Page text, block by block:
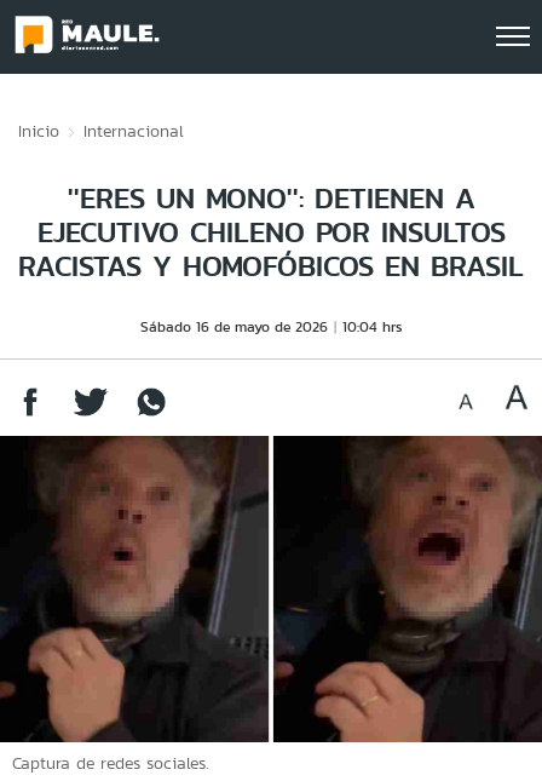
Inicio Internacional
''ERES UN MONO'': DETIENEN A
EJECUTIVO CHILENO POR INSULTOS
RACISTAS Y HOMOFÓBICOS EN BRASIL
Sábado 16 de mayo de 2026 10:04 hrs
Captura de redes sociales.